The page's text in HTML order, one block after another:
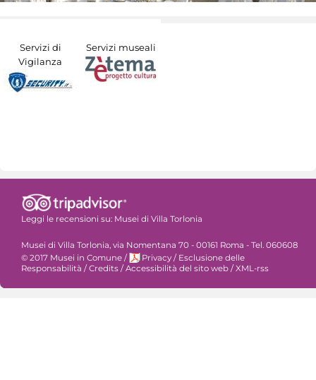
Servizi di
Vigilanza
Servizi museali
Leggi le recensioni su: Musei di Villa Torlonia
Musei di Villa Torlonia, via Nomentana 70 - 00161 Roma - Tel. 060608
© 2017 Musei in Comune / Privacy / Esclusione delle
Responsabilità /Credits /Accessibilità del sito web /XML-rss